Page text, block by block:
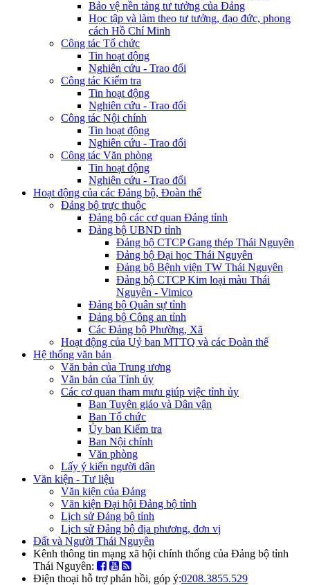
Bảo vệ nền tảng tư tưởng của Đảng
Học tập và làm theo tư tưởng, đạo đức, phong
cách Hồ Chí Minh
Công tác Tổ chức
Tin hoạt động
Nghiên cứu - Trao đổi
Công tác Kiểm tra
Tin hoạt động
Nghiên cứu - Trao đổi
Công tác Nội chính
Tin hoạt động
Nghiên cứu - Trao đổi
Công tác Văn phòng
Tin hoạt động
Nghiên cứu - Trao đổi
Hoạt động của các Đảng bộ, Đoàn thể
Đảng bộ trực thuộc
Đảng bộ các cơ quan Đảng tỉnh
Đảng bộ UBND tỉnh
Đảng bộ CTCP Gang thép Thái Nguyên
Đảng bộ Đại học Thái Nguyên
Đảng bộ Bệnh viện TW Thái Nguyên
Đảng bộ CTCP Kim loại màu Thái
Nguyên - Vimico
Đảng bộ Quân sự tỉnh
Đảng bộ Công an tỉnh
Các Đảng bộ Phường, Xã
Hoạt động của Uỷ ban MTTQ và các Đoàn thể
Hệ thống văn bản
Văn bản của Trung ương
Văn bản của Tỉnh ủy
Các cơ quan tham mưu giúp việc tỉnh ủy
Ban Tuyên giáo và Dân vận
Ban Tổ chức
Ủy ban Kiểm tra
Ban Nội chính
Văn phòng
Lấy ý kiến người dân
Văn kiện - Tư liệu
Văn kiện của Đảng
Văn kiện Đại hội Đảng bộ tỉnh
Lịch sử Đảng bộ tỉnh
Lịch sử Đảng bộ địa phương, đơn vị
Đất và Người Thái Nguyên
Kênh thông tin mạng xã hội chính thống của Đảng bộ tỉnh
Thái Nguyên:
Điện thoại hỗ trợ phản hồi, góp ý:0208.3855.529